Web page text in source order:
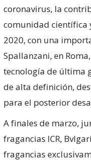
coronavirus, la
comunidad científica
2020, con una
Spallanzani, en
tecnología de última
de alta definición,
para el posterior
A finales de marzo,
fragancias ICR,
fragancias